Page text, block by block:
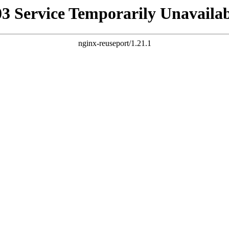
Service Temporarily
nginx-reuseport/1.21.1